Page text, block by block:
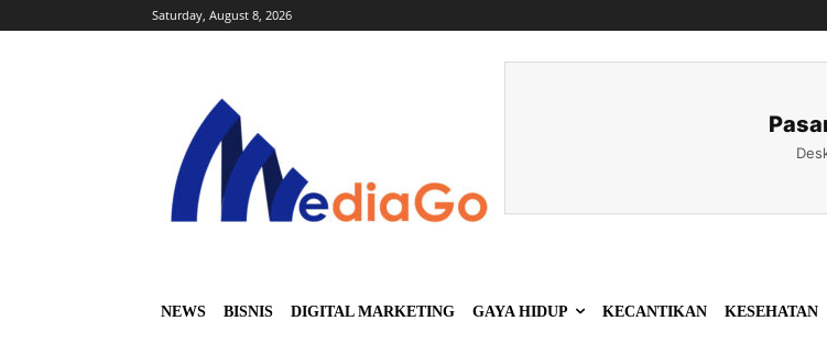
Saturday, August 8, 2026
NEWS BISNIS DIGITAL MARKETING GAYA HIDUP KECANTIKAN KESEHATAN